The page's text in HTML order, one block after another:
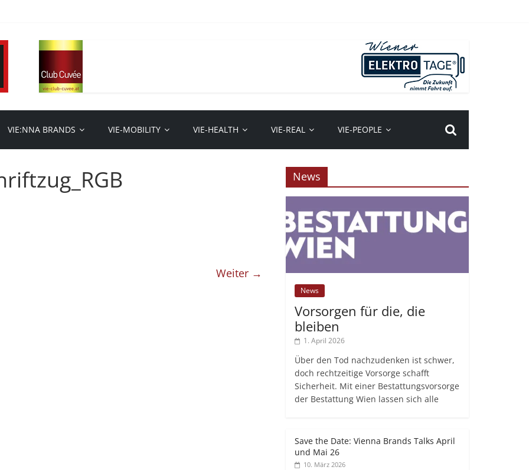
VIE:NNA BRANDS VIE-MOBILITY VIE-HEALTH VIE-REAL VIE-PEOPLE
Weiter →
News
News
Vorsorgen für die, die
bleiben
1. April 2026
Über den Tod nachzudenken ist schwer,
doch rechtzeitige Vorsorge schafft
Sicherheit. Mit einer Bestattungsvorsorge
der Bestattung Wien lassen sich alle
Save the Date: Vienna Brands Talks April
und Mai 26
10. März 2026